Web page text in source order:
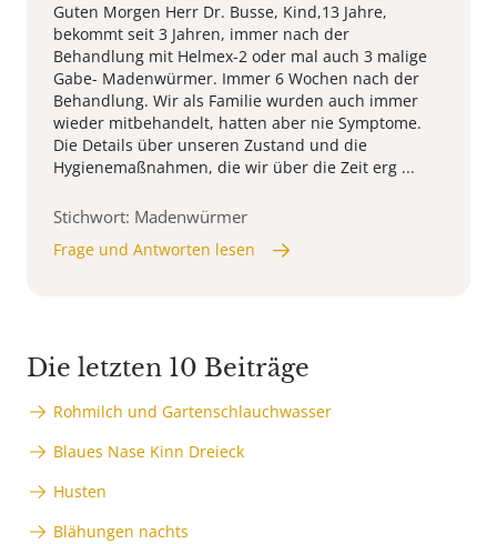
Guten Morgen Herr Dr. Busse, Kind,13 Jahre,
bekommt seit 3 Jahren, immer nach der
Behandlung mit Helmex-2 oder mal auch 3 malige
Gabe- Madenwürmer. Immer 6 Wochen nach der
Behandlung. Wir als Familie wurden auch immer
wieder mitbehandelt, hatten aber nie Symptome.
Die Details über unseren Zustand und die
Hygienemaßnahmen, die wir über die Zeit erg ...
Stichwort: Madenwürmer
Frage und Antworten lesen
Die letzten 10 Beiträge
Rohmilch und Gartenschlauchwasser
Blaues Nase Kinn Dreieck
Husten
Blähungen nachts